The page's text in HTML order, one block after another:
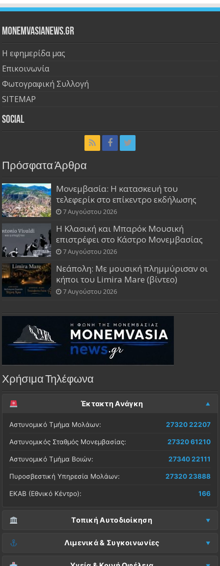
Monemvasianews.gr
Η εφημερίδα μας
Επικοινωνία
Φωτογραφική Συλλογή
SITEMAP
Social
Πρόσφατα Άρθρα
Μονεμβασία: Η κατασκευή του
τελεφερίκ στο επίκεντρο εκδήλωσης
7 Αυγούστου 2026
Η Κλασική και Μπαρόκ Μουσική
επιστρέφει στο Κάστρο Μονεμβασίας
7 Αυγούστου 2026
Νεάπολη: Με μουσική πλημμύρισαν οι
κήποι του Limira Mare (βίντεο)
7 Αυγούστου 2026
Χρήσιμα Τηλέφωνα
Έκτακτη Ανάγκη
Αστυνομικό Τμήμα Μολάων: 27320 22207
Αστυνομικός Σταθμός Μονεμβασίας: 27320 61210
Αστυνομικό Τμήμα Βοιών: 27340 22111
Πυροσβεστική Υπηρεσία Μολάων: 27320 23888
ΕΚΑΒ (Εθνικό Κέντρο): 166
Τοπική Αυτοδιοίκηση
Δήμος Μονεμβασίας (Έδρα):
Λιμενικά & Συγκοινωνίες
Λιμεναρχείο Μονεμβασίας: